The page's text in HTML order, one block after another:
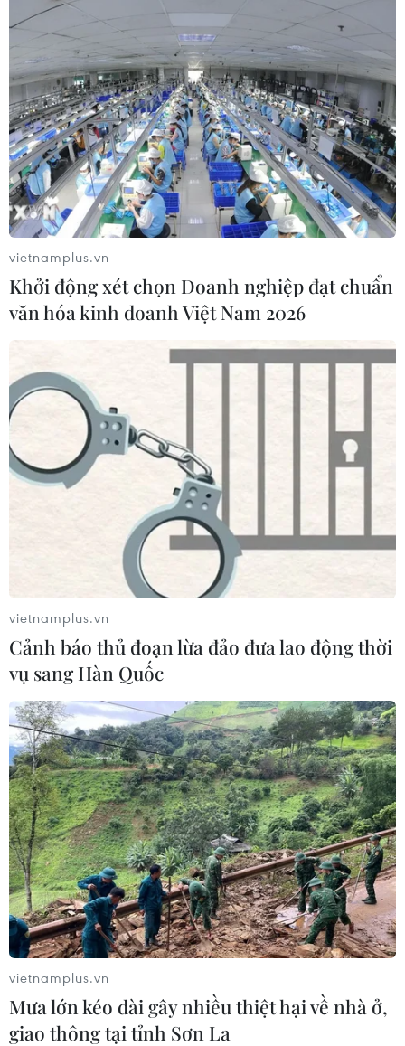
vietnamplus.vn
Khởi động xét chọn Doanh nghiệp đạt chuẩn
văn hóa kinh doanh Việt Nam 2026
vietnamplus.vn
Cảnh báo thủ đoạn lừa đảo đưa lao động thời
vụ sang Hàn Quốc
vietnamplus.vn
Mưa lớn kéo dài gây nhiều thiệt hại về nhà ở,
giao thông tại tỉnh Sơn La